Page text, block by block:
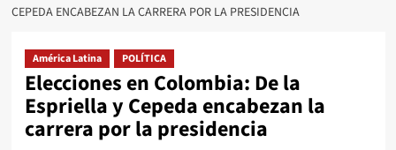
CEPEDA ENCABEZAN LA CARRERA POR LA PRESIDENCIA
América Latina POLÍTICA
Elecciones en Colombia: De la
Espriella y Cepeda encabezan la
carrera por la presidencia